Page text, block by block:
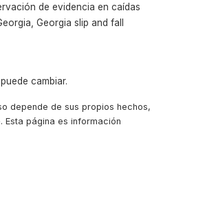
de evidencia en caídas
Georgia slip and fall
cambiar.
depende de sus propios hechos,
página es información